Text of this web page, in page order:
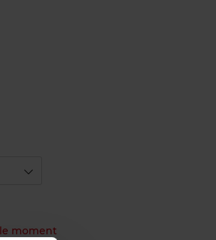
moment